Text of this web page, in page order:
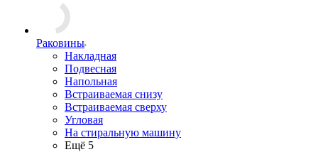
Раковины
Накладная
Подвесная
Напольная
Встраиваемая снизу
Встраиваемая сверху
Угловая
На стиральную машину
Ещё 5